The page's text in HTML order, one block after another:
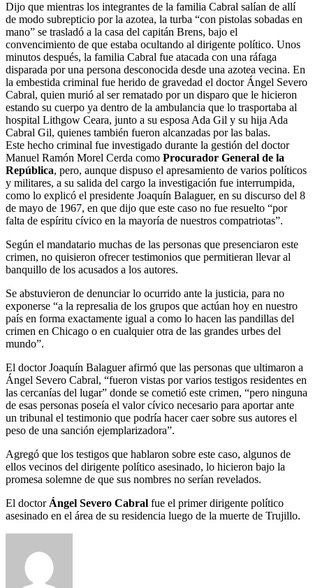
Dijo que mientras los integrantes de la familia Cabral salían de allí
de modo subrepticio por la azotea, la turba “con pistolas sobadas en
mano” se trasladó a la casa del capitán Brens, bajo el
convencimiento de que estaba ocultando al dirigente político. Unos
minutos después, la familia Cabral fue atacada con una ráfaga
disparada por una persona desconocida desde una azotea vecina. En
la embestida criminal fue herido de gravedad el doctor Ángel Severo
Cabral, quien murió al ser rematado por un disparo que le hicieron
estando su cuerpo ya dentro de la ambulancia que lo trasportaba al
hospital Lithgow Ceara, junto a su esposa Ada Gil y su hija Ada
Cabral Gil, quienes también fueron alcanzadas por las balas.
Este hecho criminal fue investigado durante la gestión del doctor
Manuel Ramón Morel Cerda como Procurador General de la
República, pero, aunque dispuso el apresamiento de varios políticos
y militares, a su salida del cargo la investigación fue interrumpida,
como lo explicó el presidente Joaquín Balaguer, en su discurso del 8
de mayo de 1967, en que dijo que este caso no fue resuelto “por
falta de espíritu cívico en la mayoría de nuestros compatriotas”.
Según el mandatario muchas de las personas que presenciaron este
crimen, no quisieron ofrecer testimonios que permitieran llevar al
banquillo de los acusados a los autores.
Se abstuvieron de denunciar lo ocurrido ante la justicia, para no
exponerse “a la represalia de los grupos que actúan hoy en nuestro
país en forma exactamente igual a como lo hacen las pandillas del
crimen en Chicago o en cualquier otra de las grandes urbes del
mundo”.
El doctor Joaquín Balaguer afirmó que las personas que ultimaron a
Ángel Severo Cabral, “fueron vistas por varios testigos residentes en
las cercanías del lugar” donde se cometió este crimen, “pero ninguna
de esas personas poseía el valor cívico necesario para aportar ante
un tribunal el testimonio que podría hacer caer sobre sus autores el
peso de una sanción ejemplarizadora”.
Agregó que los testigos que hablaron sobre este caso, algunos de
ellos vecinos del dirigente político asesinado, lo hicieron bajo la
promesa solemne de que sus nombres no serían revelados.
El doctor Ángel Severo Cabral fue el primer dirigente político
asesinado en el área de su residencia luego de la muerte de Trujillo.